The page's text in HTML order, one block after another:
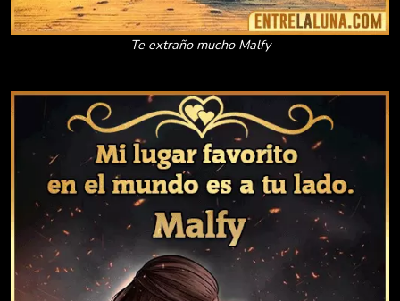
Te extraño mucho Malfy